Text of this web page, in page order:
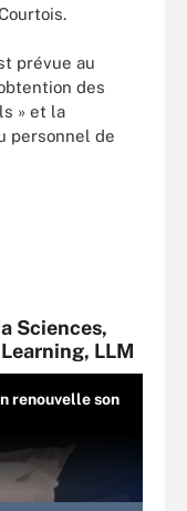
prévue au
des
» et la
personnel de
Sciences,
LLM
renouvelle son